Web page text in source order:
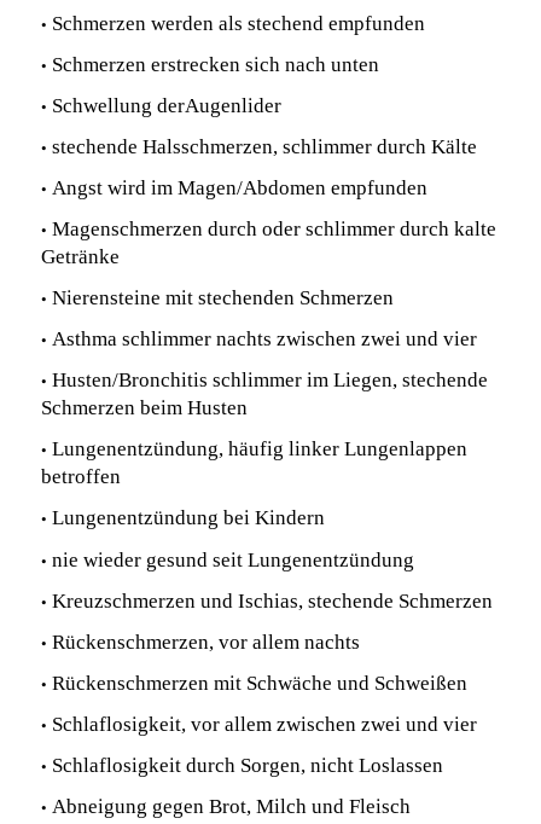
• Schmerzen werden als stechend empfunden
• Schmerzen erstrecken sich nach unten
• Schwellung derAugenlider
• stechende Halsschmerzen, schlimmer durch Kälte
• Angst wird im Magen/Abdomen empfunden
• Magenschmerzen durch oder schlimmer durch kalte
Getränke
• Nierensteine mit stechenden Schmerzen
• Asthma schlimmer nachts zwischen zwei und vier
• Husten/Bronchitis schlimmer im Liegen, stechende
Schmerzen beim Husten
• Lungenentzündung, häufig linker Lungenlappen
betroffen
• Lungenentzündung bei Kindern
• nie wieder gesund seit Lungenentzündung
• Kreuzschmerzen und Ischias, stechende Schmerzen
• Rückenschmerzen, vor allem nachts
• Rückenschmerzen mit Schwäche und Schweißen
• Schlaflosigkeit, vor allem zwischen zwei und vier
• Schlaflosigkeit durch Sorgen, nicht Loslassen
• Abneigung gegen Brot, Milch und Fleisch